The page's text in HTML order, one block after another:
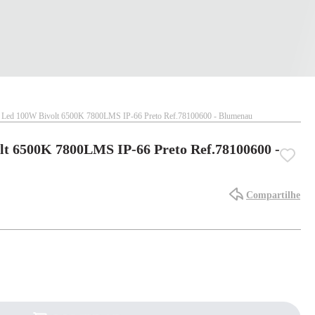
100W Bivolt 6500K 7800LMS IP-66 Preto Ref.78100600 - Blumenau
6500K 7800LMS IP-66 Preto Ref.78100600 -
Compartilhe